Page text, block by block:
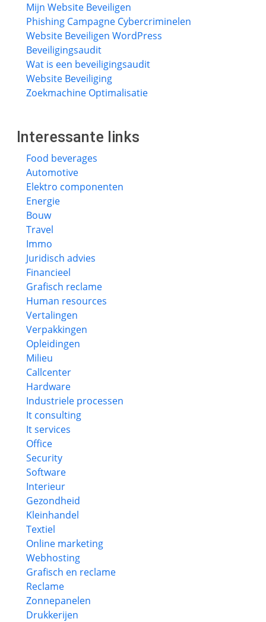
Mijn Website Beveiligen
Phishing Campagne Cybercriminelen
Website Beveiligen WordPress
Beveiligingsaudit
Wat is een beveiligingsaudit
Website Beveiliging
Zoekmachine Optimalisatie
Interessante links
Food beverages
Automotive
Elektro componenten
Energie
Bouw
Travel
Immo
Juridisch advies
Financieel
Grafisch reclame
Human resources
Vertalingen
Verpakkingen
Opleidingen
Milieu
Callcenter
Hardware
Industriele processen
It consulting
It services
Office
Security
Software
Interieur
Gezondheid
Kleinhandel
Textiel
Online marketing
Webhosting
Grafisch en reclame
Reclame
Zonnepanelen
Drukkerijen